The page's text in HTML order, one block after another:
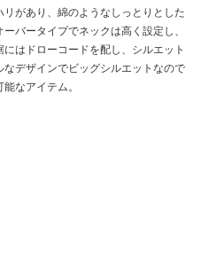
リがあり、綿のようなしっとりとした
バータイプでネックは高く設定し、
はドローコードを配し、シルエット
デザインでビッグシルエットなので
なアイテム。